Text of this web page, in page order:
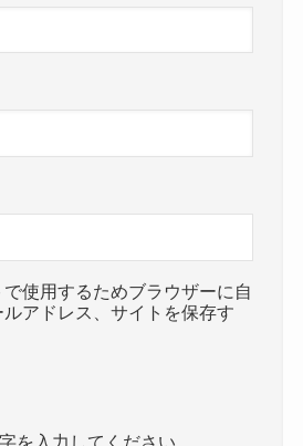
使用するためブラウザーに自
アドレス、サイトを保存す
を入力してください。